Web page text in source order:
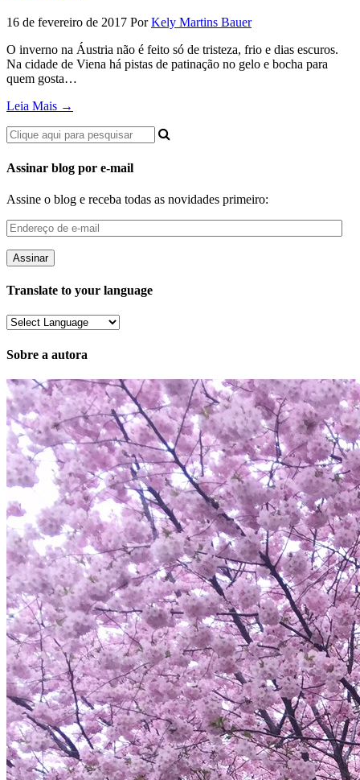
16 de fevereiro de 2017 Por Kely Martins Bauer
O inverno na Áustria não é feito só de tristeza, frio e dias escuros.
Na cidade de Viena há pistas de patinação no gelo e bocha para
quem gosta…
Leia Mais →
Assinar blog por e-mail
Assine o blog e receba todas as novidades primeiro:
Endereço
de
e-
mail
Translate to your language
Sobre a autora